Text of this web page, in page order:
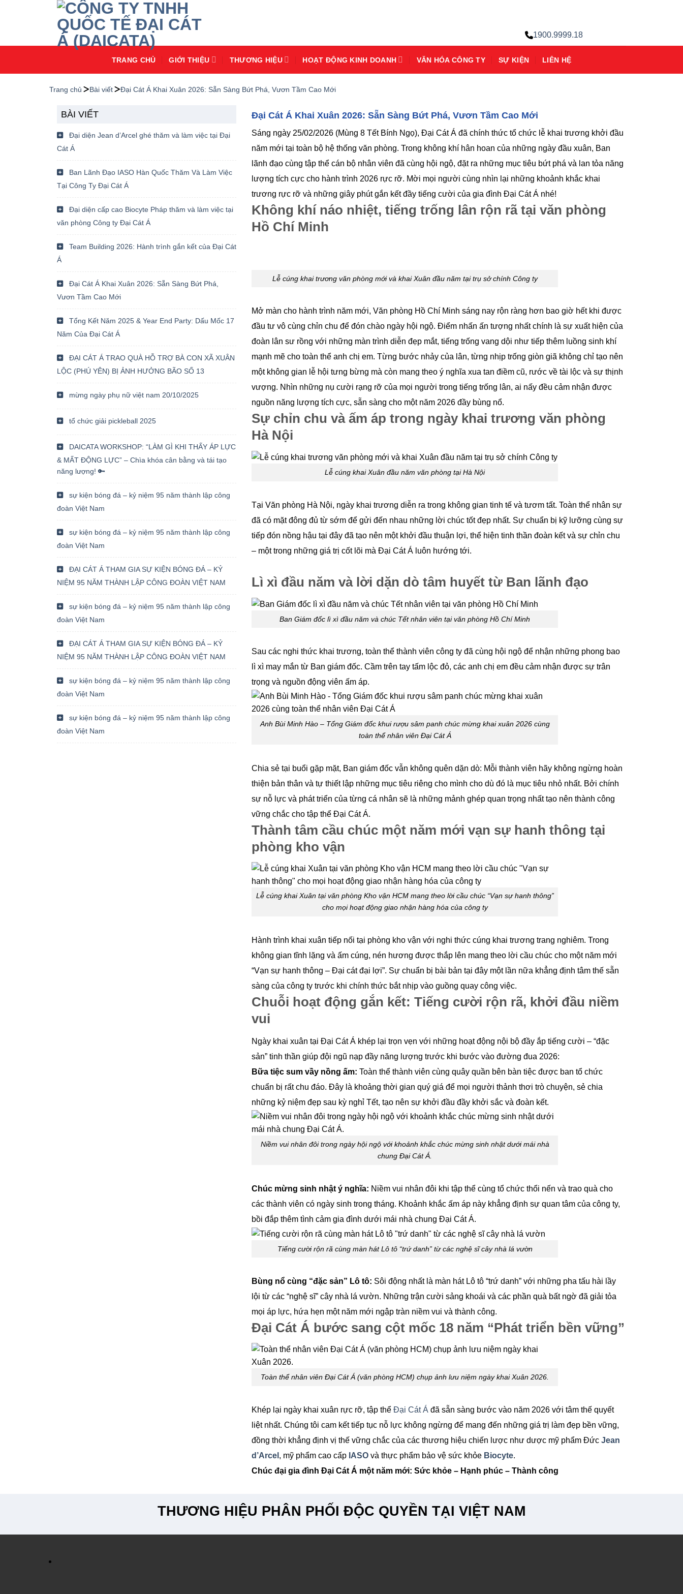
dung
1900.9999.18
TRANG CHỦ GIỚI THIỆU THƯƠNG HIỆU HOẠT ĐỘNG KINH DOANH VĂN HÓA CÔNG TY SỰ KIỆN LIÊN HỆ
Trang chủ Bài viết Đại Cát Á Khai Xuân 2026: Sẵn Sàng Bứt Phá, Vươn Tầm Cao Mới
BÀI VIẾT
Đại diện Jean d’Arcel ghé thăm và làm việc tại Đại
Cát Á
Ban Lãnh Đạo IASO Hàn Quốc Thăm Và Làm Việc
Tại Công Ty Đại Cát Á
Đại diện cấp cao Biocyte Pháp thăm và làm việc tại
văn phòng Công ty Đại Cát Á
Team Building 2026: Hành trình gắn kết của Đại Cát
Á
Đại Cát Á Khai Xuân 2026: Sẵn Sàng Bứt Phá,
Vươn Tầm Cao Mới
Tổng Kết Năm 2025 & Year End Party: Dấu Mốc 17
Năm Của Đại Cát Á
ĐẠI CÁT Á TRAO QUÀ HỖ TRỢ BÀ CON XÃ XUÂN
LỘC (PHÚ YÊN) BỊ ẢNH HƯỞNG BÃO SỐ 13
mừng ngày phụ nữ việt nam 20/10/2025
tổ chức giải pickleball 2025
DAICATA WORKSHOP: “LÀM GÌ KHI THẤY ÁP LỰC
& MẤT ĐỘNG LỰC” – Chìa khóa cân bằng và tái tạo
năng lượng! 🔑
sự kiện bóng đá – kỷ niệm 95 năm thành lập công
đoàn Việt Nam
sự kiện bóng đá – kỷ niệm 95 năm thành lập công
đoàn Việt Nam
ĐẠI CÁT Á THAM GIA SỰ KIỆN BÓNG ĐÁ – KỶ
NIỆM 95 NĂM THÀNH LẬP CÔNG ĐOÀN VIỆT NAM
sự kiện bóng đá – kỷ niệm 95 năm thành lập công
đoàn Việt Nam
ĐẠI CÁT Á THAM GIA SỰ KIỆN BÓNG ĐÁ – KỶ
NIỆM 95 NĂM THÀNH LẬP CÔNG ĐOÀN VIỆT NAM
sự kiện bóng đá – kỷ niệm 95 năm thành lập công
đoàn Việt Nam
sự kiện bóng đá – kỷ niệm 95 năm thành lập công
đoàn Việt Nam
Đại Cát Á Khai Xuân 2026: Sẵn Sàng Bứt Phá, Vươn Tầm Cao Mới
Sáng ngày 25/02/2026 (Mùng 8 Tết Bính Ngọ), Đại Cát Á đã chính thức tổ chức lễ khai trương khởi đầu
năm mới tại toàn bộ hệ thống văn phòng. Trong không khí hân hoan của những ngày đầu xuân, Ban
lãnh đạo cùng tập thể cán bộ nhân viên đã cùng hội ngộ, đặt ra những mục tiêu bứt phá và lan tỏa năng
lượng tích cực cho hành trình 2026 rực rỡ. Mời mọi người cùng nhìn lại những khoảnh khắc khai
trương rực rỡ và những giây phút gắn kết đầy tiếng cười của gia đình Đại Cát Á nhé!
Không khí náo nhiệt, tiếng trống lân rộn rã tại văn phòng
Hồ Chí Minh
Lễ cúng khai trương văn phòng mới và khai Xuân đầu năm tại trụ sở chính Công ty
Mở màn cho hành trình năm mới, Văn phòng Hồ Chí Minh sáng nay rộn ràng hơn bao giờ hết khi được
đầu tư vô cùng chỉn chu để đón chào ngày hội ngộ. Điểm nhấn ấn tượng nhất chính là sự xuất hiện của
đoàn lân sư rồng với những màn trình diễn đẹp mắt, tiếng trống vang dội như tiếp thêm luồng sinh khí
mạnh mẽ cho toàn thể anh chị em. Từng bước nhảy của lân, từng nhịp trống giòn giã không chỉ tạo nên
một không gian lễ hội tưng bừng mà còn mang theo ý nghĩa xua tan điềm cũ, rước về tài lộc và sự thịnh
vượng. Nhìn những nụ cười rạng rỡ của mọi người trong tiếng trống lân, ai nấy đều cảm nhận được
nguồn năng lượng tích cực, sẵn sàng cho một năm 2026 đầy bùng nổ.
Sự chỉn chu và ấm áp trong ngày khai trương văn phòng
Hà Nội
Lễ cúng khai Xuân đầu năm văn phòng tại Hà Nội
Tại Văn phòng Hà Nội, ngày khai trương diễn ra trong không gian tinh tế và tươm tất. Toàn thể nhân sự
đã có mặt đông đủ từ sớm để gửi đến nhau những lời chúc tốt đẹp nhất. Sự chuẩn bị kỹ lưỡng cùng sự
tiếp đón nồng hậu tại đây đã tạo nên một khởi đầu thuận lợi, thể hiện tinh thần đoàn kết và sự chỉn chu
– một trong những giá trị cốt lõi mà Đại Cát Á luôn hướng tới.
Lì xì đầu năm và lời dặn dò tâm huyết từ Ban lãnh đạo
Ban Giám đốc lì xì đầu năm và chúc Tết nhân viên tại văn phòng Hồ Chí Minh
Sau các nghi thức khai trương, toàn thể thành viên công ty đã cùng hội ngộ để nhận những phong bao
lì xì may mắn từ Ban giám đốc. Cầm trên tay tấm lộc đỏ, các anh chị em đều cảm nhận được sự trân
trọng và nguồn động viên ấm áp.
Anh Bùi Minh Hào – Tổng Giám đốc khui rượu sâm panh chúc mừng khai xuân 2026 cùng
toàn thể nhân viên Đại Cát Á
Chia sẻ tại buổi gặp mặt, Ban giám đốc vẫn không quên dặn dò: Mỗi thành viên hãy không ngừng hoàn
thiện bản thân và tự thiết lập những mục tiêu riêng cho mình cho dù đó là mục tiêu nhỏ nhất. Bởi chính
sự nỗ lực và phát triển của từng cá nhân sẽ là những mảnh ghép quan trọng nhất tạo nên thành công
vững chắc cho tập thể Đại Cát Á.
Thành tâm cầu chúc một năm mới vạn sự hanh thông tại
phòng kho vận
Lễ cúng khai Xuân tại văn phòng Kho vận HCM mang theo lời cầu chúc “Vạn sự hanh thông”
cho mọi hoạt động giao nhận hàng hóa của công ty
Hành trình khai xuân tiếp nối tại phòng kho vận với nghi thức cúng khai trương trang nghiêm. Trong
không gian tĩnh lặng và ấm cúng, nén hương được thắp lên mang theo lời cầu chúc cho một năm mới
“Vạn sự hanh thông – Đại cát đại lợi”. Sự chuẩn bị bài bản tại đây một lần nữa khẳng định tâm thế sẵn
sàng của công ty trước khi chính thức bắt nhịp vào guồng quay công việc.
Chuỗi hoạt động gắn kết: Tiếng cười rộn rã, khởi đầu niềm
vui
Ngày khai xuân tại Đại Cát Á khép lại trọn vẹn với những hoạt động nội bộ đầy ắp tiếng cười – “đặc
sản” tinh thần giúp đội ngũ nạp đầy năng lượng trước khi bước vào đường đua 2026:
Bữa tiệc sum vầy nồng ấm: Toàn thể thành viên cùng quây quần bên bàn tiệc được ban tổ chức
chuẩn bị rất chu đáo. Đây là khoảng thời gian quý giá để mọi người thảnh thơi trò chuyện, sẻ chia
những kỷ niệm đẹp sau kỳ nghỉ Tết, tạo nên sự khởi đầu đầy khởi sắc và đoàn kết.
Niềm vui nhân đôi trong ngày hội ngộ với khoảnh khắc chúc mừng sinh nhật dưới mái nhà
chung Đại Cát Á.
Chúc mừng sinh nhật ý nghĩa: Niềm vui nhân đôi khi tập thể cùng tổ chức thổi nến và trao quà cho
các thành viên có ngày sinh trong tháng. Khoảnh khắc ấm áp này khẳng định sự quan tâm của công ty,
bồi đắp thêm tình cảm gia đình dưới mái nhà chung Đại Cát Á.
Tiếng cười rộn rã cùng màn hát Lô tô “trứ danh” từ các nghệ sĩ cây nhà lá vườn
Bùng nổ cùng “đặc sản” Lô tô: Sôi động nhất là màn hát Lô tô “trứ danh” với những pha tấu hài lầy
lội từ các “nghệ sĩ” cây nhà lá vườn. Những trận cười sảng khoái và các phần quà bất ngờ đã giải tỏa
mọi áp lực, hứa hẹn một năm mới ngập tràn niềm vui và thành công.
Đại Cát Á bước sang cột mốc 18 năm “Phát triển bền vững”
Toàn thể nhân viên Đại Cát Á (văn phòng HCM) chụp ảnh lưu niệm ngày khai Xuân 2026.
Khép lại ngày khai xuân rực rỡ, tập thểĐại Cát Á đã sẵn sàng bước vào năm 2026 với tâm thế quyết
liệt nhất. Chúng tôi cam kết tiếp tục nỗ lực không ngừng để mang đến những giá trị làm đẹp bền vững,
đồng thời khẳng định vị thế vững chắc của các thương hiệu chiến lược như dược mỹ phẩm Đức Jean
d’Arcel , mỹ phẩm cao cấp IASO và thực phẩm bảo vệ sức khỏe Biocyte.
Chúc đại gia đình Đại Cát Á một năm mới: Sức khỏe – Hạnh phúc – Thành công
THƯƠNG HIỆU PHÂN PHỐI ĐỘC QUYỀN TẠI VIỆT NAM